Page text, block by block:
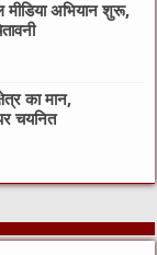
अभियान शुरू,
का मान,
चयनित